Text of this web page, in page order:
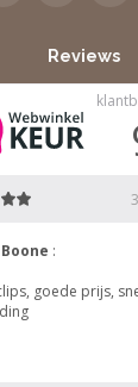
Reviews